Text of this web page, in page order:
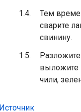
Тем
сварите
свинину.
выложите
чили,
Источник